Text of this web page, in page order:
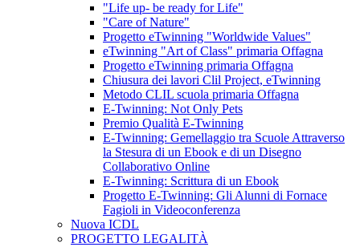
"Life up- be ready for Life"
"Care of Nature"
Progetto eTwinning "Worldwide Values"
eTwinning "Art of Class" primaria Offagna
Progetto eTwinning primaria Offagna
Chiusura dei lavori Clil Project, eTwinning
Metodo CLIL scuola primaria Offagna
E-Twinning: Not Only Pets
Premio Qualità E-Twinning
E-Twinning: Gemellaggio tra Scuole Attraverso
la Stesura di un Ebook e di un Disegno
Collaborativo Online
E-Twinning: Scrittura di un Ebook
Progetto E-Twinning: Gli Alunni di Fornace
Fagioli in Videoconferenza
Nuova ICDL
PROGETTO LEGALITÀ